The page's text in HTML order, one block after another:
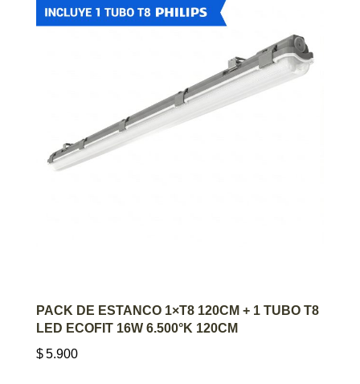
AGREGAR AL CARRITO
PACK DE ESTANCO 1×T8 120CM + 1 TUBO T8
LED ECOFIT 16W 6.500°K 120CM
$5.900